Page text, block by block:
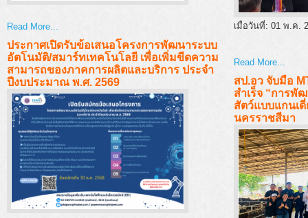
Read More...
ประกาศเปิดรับข้อเสนอโครงการพัฒนาระบบ
อัตโนมัติ/สมาร์ทเทคโนโลยี เพื่อเพิ่มขีดความ
สามารถของภาคการผลิตและบริการ ประจำ
ปีงบประมาณ พ.ศ. 2569
เมื่อวันที่: 01 พ.ค.
Read More...
สป.อว จับมือ
สำเร็จ “การพั
สัตว์แบบแกนเ
นครราชสีมา